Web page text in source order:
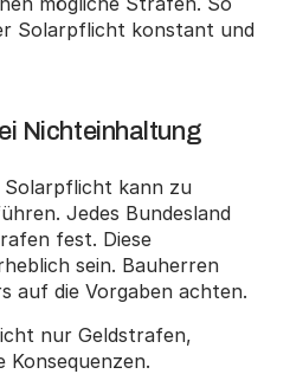
Solarpflicht konstant und
Nichteinhaltung
Solarpflicht kann zu
Jedes Bundesland
fest. Diese
sein. Bauherren
auf die Vorgaben achten.
nur Geldstrafen,